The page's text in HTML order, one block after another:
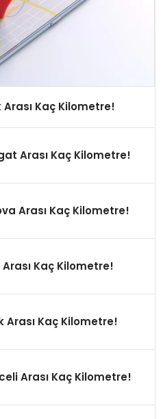
Kaç Kilometre!
Arası Kaç Kilometre!
Arası Kaç Kilometre!
Van Arası Kaç Kilometre!
Uşak Arası Kaç Kilometre!
Arası Kaç Kilometre!